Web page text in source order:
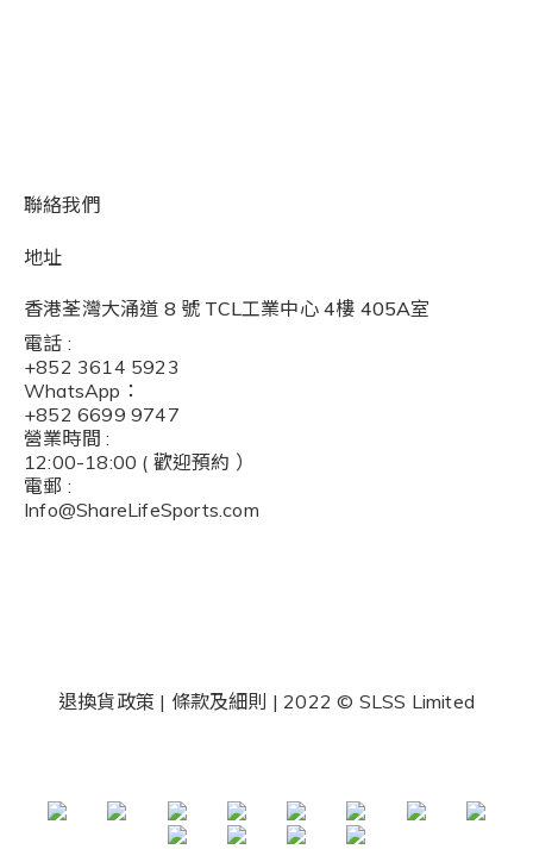
聯絡我們
地址
香港荃灣大涌道 8 號 TCL工業中心 4樓 405A室
電話 :
+852 3614 5923
WhatsApp：
+852 6699 9747
營業時間 :
12:00-18:00 ( 歡迎預約 ）
電郵 :
Info@ShareLifeSports.com
退換貨政策 | 條款及細則 | 2022 © SLSS Limited